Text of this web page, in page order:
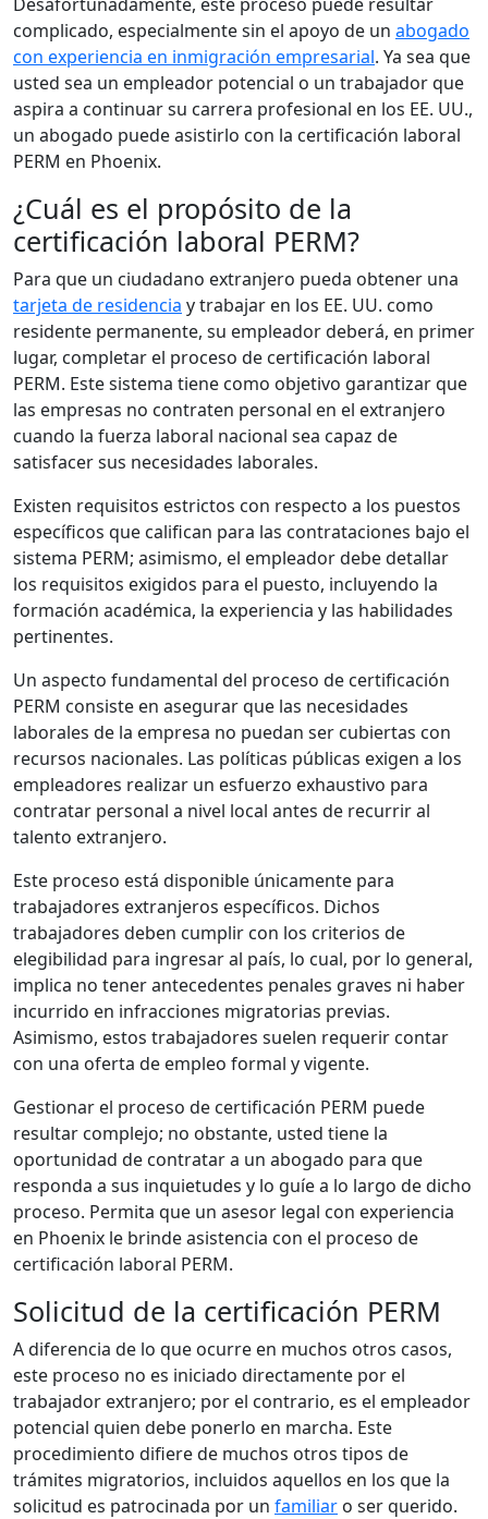
complicado, especialmente sin el apoyo de un abogado
con experiencia en inmigración empresarial. Ya sea que
usted sea un empleador potencial o un trabajador que
aspira a continuar su carrera profesional en los EE. UU.,
un abogado puede asistirlo con la certificación laboral
PERM en Phoenix.
¿Cuál es el propósito de la
certificación laboral PERM?
Para que un ciudadano extranjero pueda obtener una
tarjeta de residencia y trabajar en los EE. UU. como
residente permanente, su empleador deberá, en primer
lugar, completar el proceso de certificación laboral
PERM. Este sistema tiene como objetivo garantizar que
las empresas no contraten personal en el extranjero
cuando la fuerza laboral nacional sea capaz de
satisfacer sus necesidades laborales.
Existen requisitos estrictos con respecto a los puestos
específicos que califican para las contrataciones bajo el
sistema PERM; asimismo, el empleador debe detallar
los requisitos exigidos para el puesto, incluyendo la
formación académica, la experiencia y las habilidades
pertinentes.
Un aspecto fundamental del proceso de certificación
PERM consiste en asegurar que las necesidades
laborales de la empresa no puedan ser cubiertas con
recursos nacionales. Las políticas públicas exigen a los
empleadores realizar un esfuerzo exhaustivo para
contratar personal a nivel local antes de recurrir al
talento extranjero.
Este proceso está disponible únicamente para
trabajadores extranjeros específicos. Dichos
trabajadores deben cumplir con los criterios de
elegibilidad para ingresar al país, lo cual, por lo general,
implica no tener antecedentes penales graves ni haber
incurrido en infracciones migratorias previas.
Asimismo, estos trabajadores suelen requerir contar
con una oferta de empleo formal y vigente.
Gestionar el proceso de certificación PERM puede
resultar complejo; no obstante, usted tiene la
oportunidad de contratar a un abogado para que
responda a sus inquietudes y lo guíe a lo largo de dicho
proceso. Permita que un asesor legal con experiencia
en Phoenix le brinde asistencia con el proceso de
certificación laboral PERM.
Solicitud de la certificación PERM
A diferencia de lo que ocurre en muchos otros casos,
este proceso no es iniciado directamente por el
trabajador extranjero; por el contrario, es el empleador
potencial quien debe ponerlo en marcha. Este
procedimiento difiere de muchos otros tipos de
trámites migratorios, incluidos aquellos en los que la
solicitud es patrocinada por un familiar o ser querido.